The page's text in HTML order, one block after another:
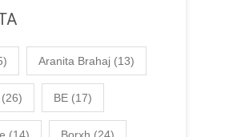
Aranita Brahaj (13)
(26) BE (17)
(14) Borxh (24)